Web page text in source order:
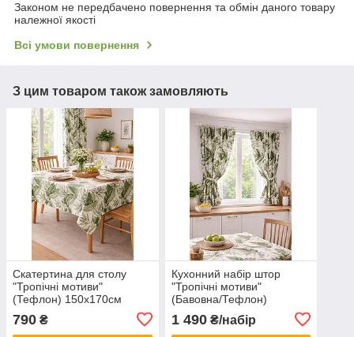
Законом не передбачено повернення та обмін даного товару
належної якості
Всі умови повернення
З цим товаром також замовляють
Скатертина для столу
"Тропічні мотиви"
(Тефлон) 150х170см
790 ₴
Кухонний набір штор
"Тропічні мотиви"
(Бавовна/Тефлон)
1 490₴/набір